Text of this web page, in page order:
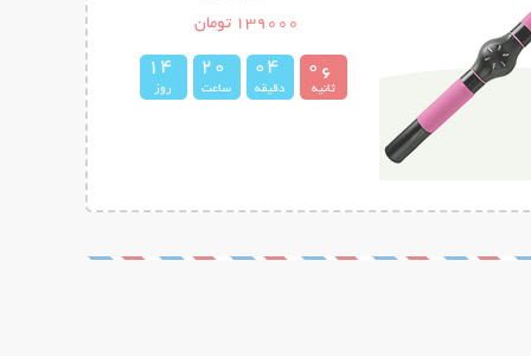
139000 تومان
0 4
5
ثانیه
0 4
دقیقه
2 0
ساعت
1 4
روز